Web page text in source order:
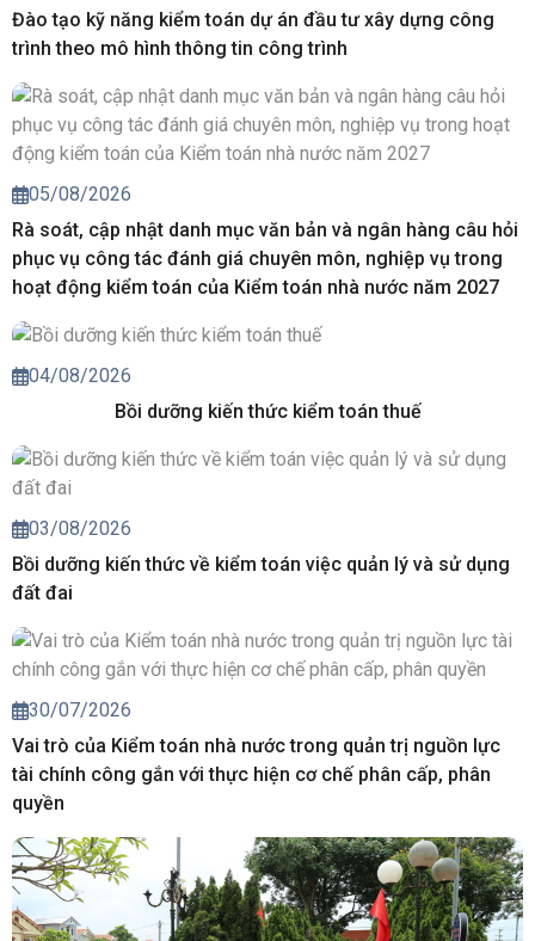
Đào tạo kỹ năng kiểm toán dự án đầu tư xây dựng công
trình theo mô hình thông tin công trình
05/08/2026
Rà soát, cập nhật danh mục văn bản và ngân hàng câu hỏi
phục vụ công tác đánh giá chuyên môn, nghiệp vụ trong
hoạt động kiểm toán của Kiểm toán nhà nước năm 2027
04/08/2026
Bồi dưỡng kiến thức kiểm toán thuế
03/08/2026
Bồi dưỡng kiến thức về kiểm toán việc quản lý và sử dụng
đất đai
30/07/2026
Vai trò của Kiểm toán nhà nước trong quản trị nguồn lực
tài chính công gắn với thực hiện cơ chế phân cấp, phân
quyền